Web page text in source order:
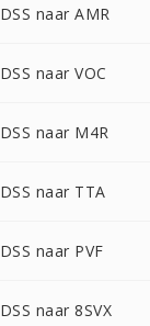
DSS naar AMR
DSS naar VOC
DSS naar M4R
DSS naar TTA
DSS naar PVF
DSS naar 8SVX